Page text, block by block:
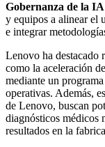
Gobernanza de la
y equipos a alinear el
e integrar
Lenovo ha destacado
como la aceleración
mediante un
operativas. Además,
de Lenovo, buscan
diagnósticos médicos
resultados en la